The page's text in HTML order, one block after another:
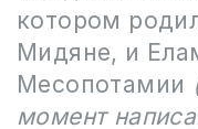
котором
Мидяне, и
Месопотамии
момент